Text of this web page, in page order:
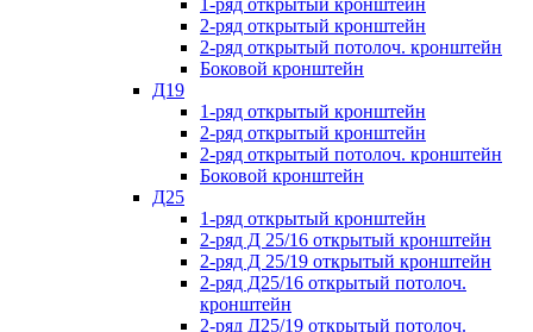
1-ряд открытый кронштейн
2-ряд открытый кронштейн
2-ряд открытый потолоч. кронштейн
Боковой кронштейн
Д19
1-ряд открытый кронштейн
2-ряд открытый кронштейн
2-ряд открытый потолоч. кронштейн
Боковой кронштейн
Д25
1-ряд открытый кронштейн
2-ряд Д 25/16 открытый кронштейн
2-ряд Д 25/19 открытый кронштейн
2-ряд Д25/16 открытый потолоч.
кронштейн
2-ряд Д25/19 открытый потолоч.